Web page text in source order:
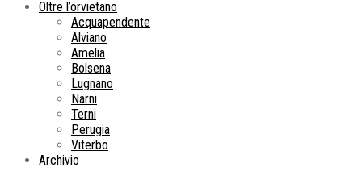
Oltre l’orvietano
Acquapendente
Alviano
Amelia
Bolsena
Lugnano
Narni
Terni
Perugia
Viterbo
Archivio